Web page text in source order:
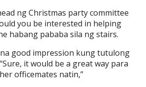
ng Christmas party committee
you be interested in helping
habang pababa sila ng stairs.
good impression kung tutulong
it would be a great way para
officemates natin,”